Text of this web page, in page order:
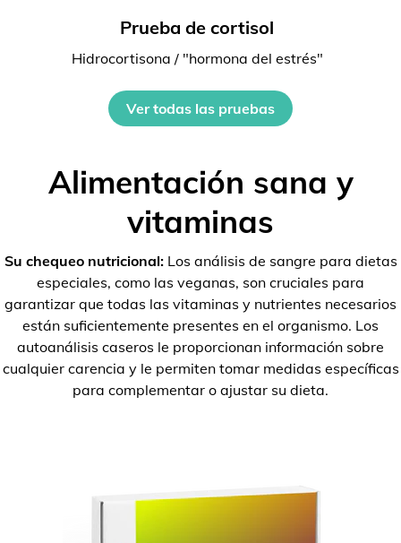
Prueba de cortisol
Hidrocortisona / "hormona del estrés"
Ver todas las pruebas
Alimentación sana y
vitaminas
Su chequeo nutricional:Los análisis de sangre para dietas
especiales, como las veganas, son cruciales para
garantizar que todas las vitaminas y nutrientes necesarios
están suficientemente presentes en el organismo. Los
autoanálisis caseros le proporcionan información sobre
cualquier carencia y le permiten tomar medidas específicas
para complementar o ajustar su dieta.